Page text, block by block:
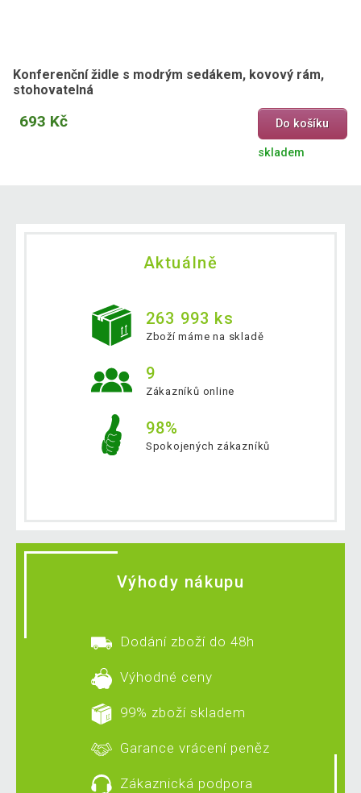
Konferenční židle s modrým sedákem, kovový rám,
stohovatelná
693 Kč Do košíku
skladem
Aktuálně
263 993 ks
Zboží máme na skladě
9
Zákazníků online
98%
Spokojených zákazníků
Výhody nákupu
Dodání zboží do 48h
Výhodné ceny
99% zboží skladem
Garance vrácení peněz
Zákaznická podpora